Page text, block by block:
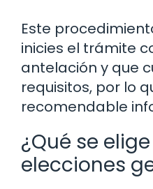
Este
inicies el trámite
antelación y que
requisitos, por lo
recomendable
¿Qué se
elecciones